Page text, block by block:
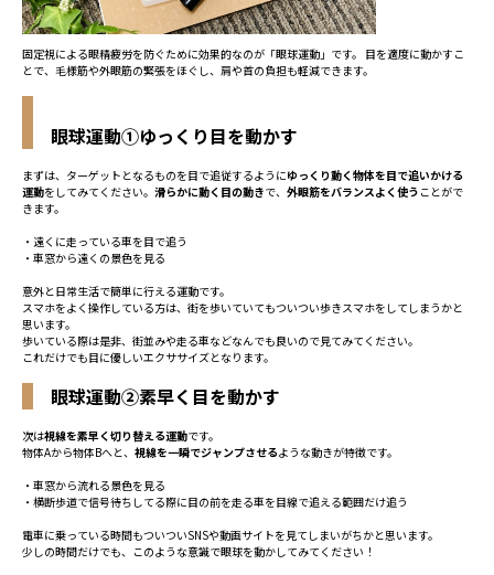
固定視による眼精疲労を防ぐために効果的なのが「眼球運動」です。 目を適度に動かすこ
とで、毛様筋や外眼筋の緊張をほぐし、肩や首の負担も軽減できます。
眼球運動①ゆっくり目を動かす
まずは、ターゲットとなるものを目で追従するようにゆっくり動く物体を目で追いかける
運動をしてみてください。 滑らかに動く目の動きで、 外眼筋をバランスよく使う ことがで
きます。
・遠くに走っている車を目で追う
・車窓から遠くの景色を見る
意外と日常生活で簡単に行える運動です。
スマホをよく操作している方は、街を歩いていてもついつい歩きスマホをしてしまうかと
思います。
歩いている際は是非、街並みや走る車などなんでも良いので見てみてください。
これだけでも目に優しいエクササイズとなります。
眼球運動②素早く目を動かす
次は視線を素早く切り替える運動です。
物体Aから物体Bへと、 視線を一瞬でジャンプさせるような動きが特徴です。
・車窓から流れる景色を見る
・横断歩道で信号待ちしてる際に目の前を走る車を目線で追える範囲だけ追う
電車に乗っている時間もついついSNSや動画サイトを見てしまいがちかと思います。
少しの時間だけでも、このような意識で眼球を動かしてみてください！